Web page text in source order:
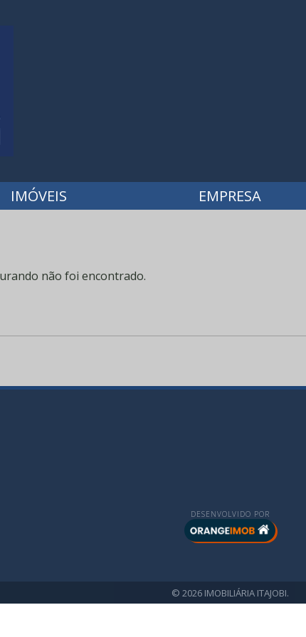
IMÓVEIS EMPRESA
não foi encontrado.
DESENVOLVIDO POR
© 2026 IMOBILIÁRIA ITAJOBI.